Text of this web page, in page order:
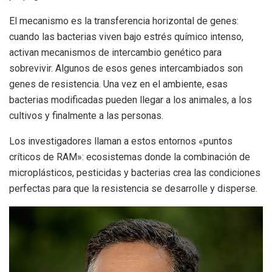
El mecanismo es la transferencia horizontal de genes:
cuando las bacterias viven bajo estrés químico intenso,
activan mecanismos de intercambio genético para
sobrevivir. Algunos de esos genes intercambiados son
genes de resistencia. Una vez en el ambiente, esas
bacterias modificadas pueden llegar a los animales, a los
cultivos y finalmente a las personas.
Los investigadores llaman a estos entornos «puntos
críticos de RAM»: ecosistemas donde la combinación de
microplásticos, pesticidas y bacterias crea las condiciones
perfectas para que la resistencia se desarrolle y disperse.